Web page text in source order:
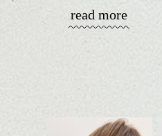
これからのスタイルチェ
ンジの事、髪質に合った
って毎日のお手入れも簡
ワックスとオイル、バー
ム等の質感を調整しやす
やっぱりボブでお手入れ
しやすいスタイルだと毎
も出しやすくていろいろ
read more